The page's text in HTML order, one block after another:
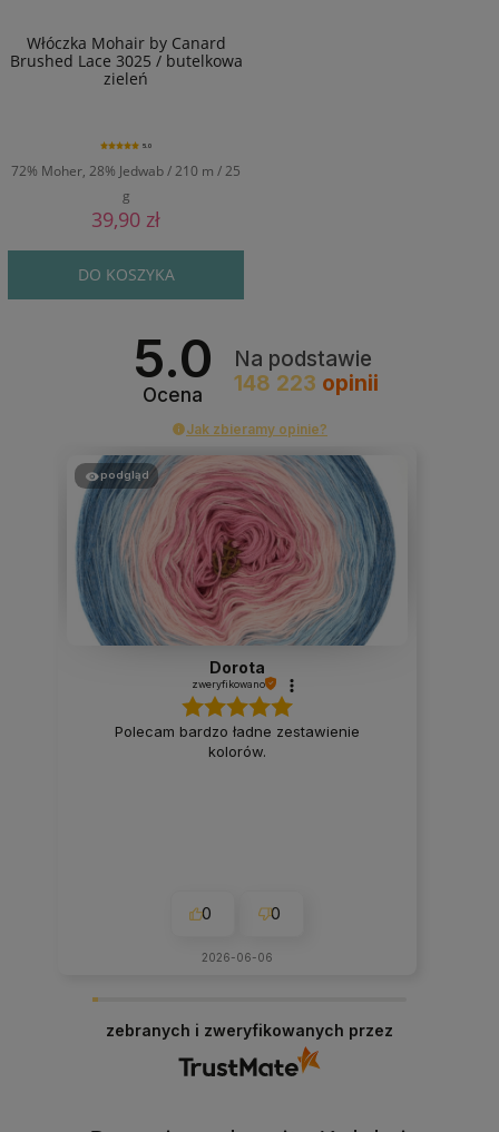
Włóczka Mohair by Canard
Brushed Lace 3025 / butelkowa
zieleń
72% Moher, 28% Jedwab / 210 m / 25
g
5.0
39,90 zł
DO KOSZYKA
5.0
Ocena
Na podstawie
148 223 opinii
Jak zbieramy opinie?
podgląd
Dorota
zweryfikowano
Polecam bardzo ładne zestawienie
kolorów.
0 0
2026-06-06
zebranych i zweryfikowanych przez